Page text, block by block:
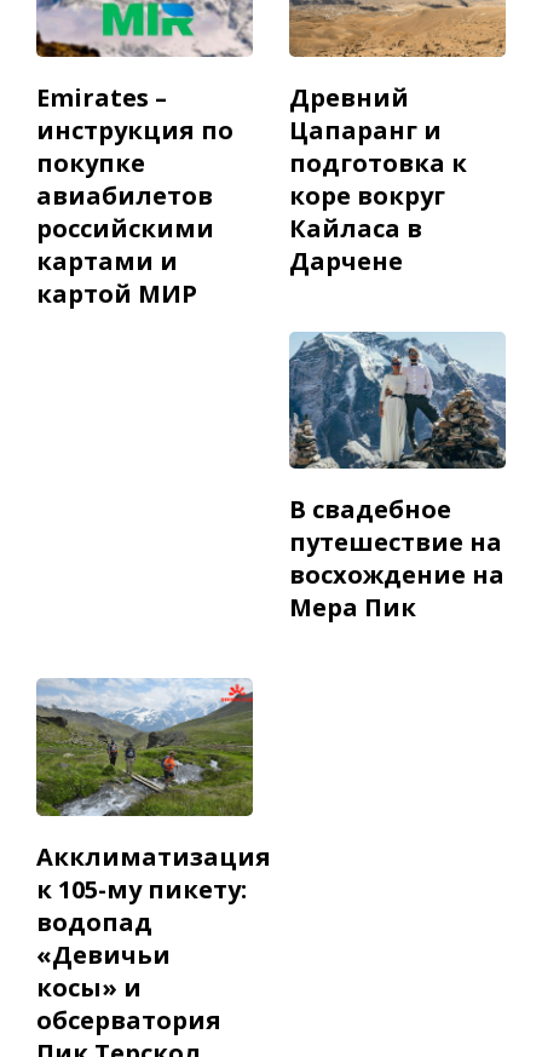
Emirates –
инструкция по
покупке
авиабилетов
российскими
картами и
картой МИР
Древний
Цапаранг и
подготовка к
коре вокруг
Кайласа в
Дарчене
В свадебное
путешествие на
восхождение на
Мера Пик
Акклиматизация
к 105-му пикету:
водопад
«Девичьи
косы» и
обсерватория